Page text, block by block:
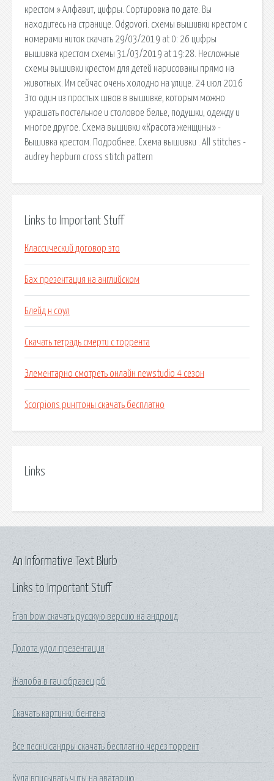
крестом » Алфавит, цифры. Сортировка по дате. Вы
находитесь на странице. Odgovori. схемы вышивки крестом с
номерами ниток скачать 29/03/2019 at 0: 26 цифры
вышивка крестом схемы 31/03/2019 at 19:28. Несложные
схемы вышивки крестом для детей нарисованы прямо на
животных. Им сейчас очень холодно на улице. 24 июл 2016
Это один из простых швов в вышивке, которым можно
украшать постельное и столовое белье, подушки, одежду и
многое другое. Схема вышивки «Красота женщины» -
Вышивка крестом. Подробнее. Схема вышивки . All stitches -
audrey hepburn cross stitch pattern
Links to Important Stuff
Классический договор это
Бах презентация на английском
Блейд н соул
Скачать тетрадь смерти с торрента
Элементарно смотреть онлайн newstudio 4 сезон
Scorpions рингтоны скачать бесплатно
Links
Links to Important Stuff
Fran bow скачать русскую версию на андроид
Долота удол презентация
Жалоба в гаи образец рб
Скачать картинки бентена
Все песни сандры скачать бесплатно через торрент
Куда вписывать читы на аватарию
An Informative Text Blurb